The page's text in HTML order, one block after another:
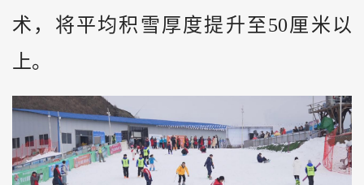
术，将平均积雪厚度提升至50厘米以
上。